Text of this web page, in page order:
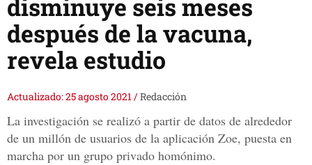
disminuye seis meses
después de la vacuna,
revela estudio
Actualizado: 25 agosto 2021/Redacción
La investigación se realizó a partir de datos de alrededor
de un millón de usuarios de la aplicación Zoe, puesta en
marcha por un grupo privado homónimo.